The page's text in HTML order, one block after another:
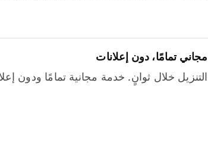
مجاني تمامًا، دون إعلانات
التنزيل خلال ثوانٍ. خدمة مجانية تمامًا ودون